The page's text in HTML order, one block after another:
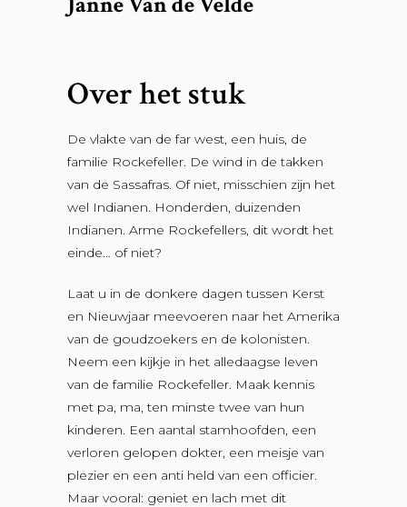
Over het stuk
De vlakte van de far west, een huis, de
familie Rockefeller. De wind in de takken
van de Sassafras. Of niet, misschien zijn het
wel Indianen. Honderden, duizenden
Indianen. Arme Rockefellers, dit wordt het
einde… of niet?
Laat u in de donkere dagen tussen Kerst
en Nieuwjaar meevoeren naar het Amerika
van de goudzoekers en de kolonisten.
Neem een kijkje in het alledaagse leven
van de familie Rockefeller. Maak kennis
met pa, ma, ten minste twee van hun
kinderen. Een aantal stamhoofden, een
verloren gelopen dokter, een meisje van
plezier en een anti held van een officier.
Maar vooral: geniet en lach met dit